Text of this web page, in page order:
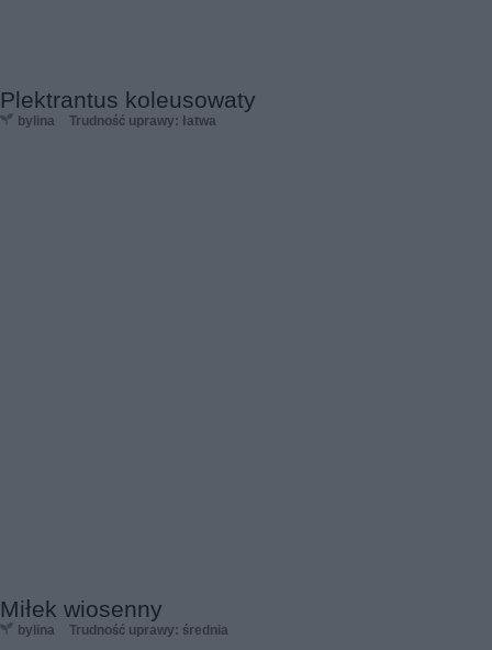
Plektrantus koleusowaty
bylina Trudność uprawy: łatwa
Miłek wiosenny
bylina Trudność uprawy: średnia